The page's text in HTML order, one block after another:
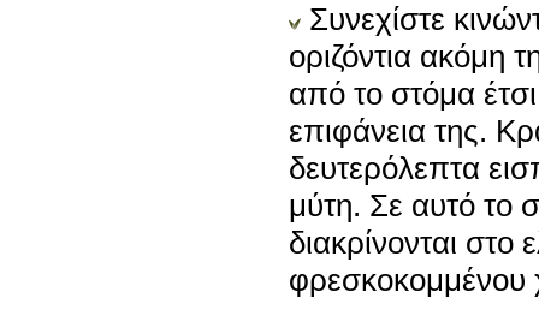
Συνεχίστε
οριζόντια ακόμη
από το στόμα
επιφάνεια της.
δευτερόλεπτα
μύτη. Σε αυτό το
διακρίνονται
φρεσκοκομμένου